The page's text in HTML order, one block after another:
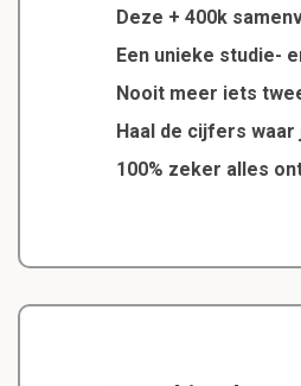
Deze + 400k
Een unieke studie-
Nooit meer iets
Haal de cijfers
100% zeker alles